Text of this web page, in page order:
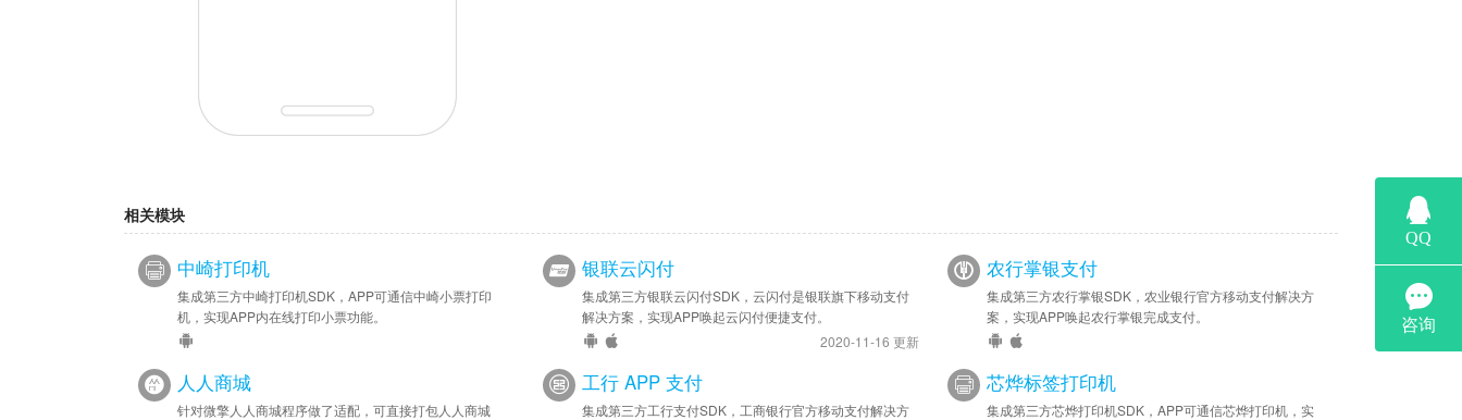
相关模块
中崎打印机
集成第三方中崎打印机SDK，APP可通信中崎小票打印
机，实现APP内在线打印小票功能。
银联云闪付
集成第三方银联云闪付SDK，云闪付是银联旗下移动支付
解决方案，实现APP唤起云闪付便捷支付。
2020-11-16 更新
农行掌银支付
集成第三方农行掌银SDK，农业银行官方移动支付解决方
案，实现APP唤起农行掌银完成支付。
人人商城
针对微擎人人商城程序做了适配，可直接打包人人商城
工行 APP 支付
集成第三方工行支付SDK，工商银行官方移动支付解决方
芯烨标签打印机
集成第三方芯烨打印机SDK，APP可通信芯烨打印机，实